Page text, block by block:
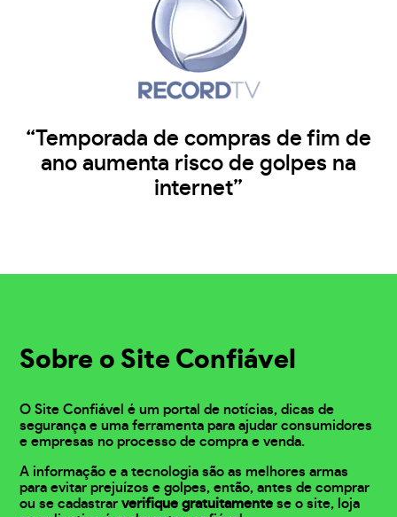
“Temporada de compras de fim de
ano aumenta risco de golpes na
internet”
Sobre o Site Confiável
O Site Confiável é um portal de notícias, dicas de
segurança e uma ferramenta para ajudar consumidores
e empresas no processo de compra e venda.
A informação e a tecnologia são as melhores armas
para evitar prejuízos e golpes, então, antes de comprar
ou se cadastrarverifique gratuitamente se o site, loja